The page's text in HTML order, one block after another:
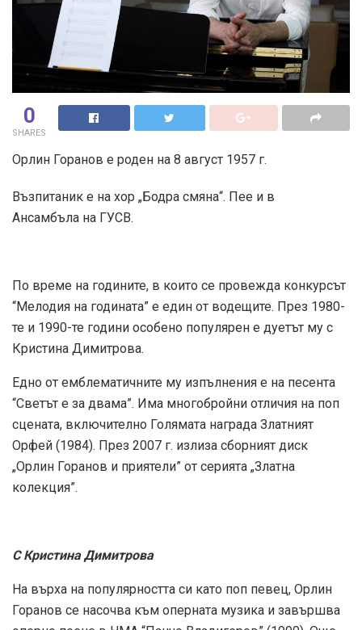
0
SHARES
Орлин Горанов е роден на 8 август 1957 г.
Възпитаник е на хор „Бодра смяна“. Пее и в
Ансамбъла на ГУСВ.
По време на годините, в които се провежда конкурсът
“Мелодия на годината” е един от водещите. През 1980-
те и 1990-те години особено популярен е дуетът му с
Кристина Димитрова.
Едно от емблематичните му изпълнения е на песента
“Светът е за двама”. Има многобройни отличия на поп
сцената, включително Голямата награда Златният
Орфей (1984). През 2007 г. излиза сборният диск
„Орлин Горанов и приятели” от серията „Златна
колекция”.
С Кристина Димитрова
На върха на популярността си като поп певец, Орлин
Горанов се насочва към оперната музика и завършва